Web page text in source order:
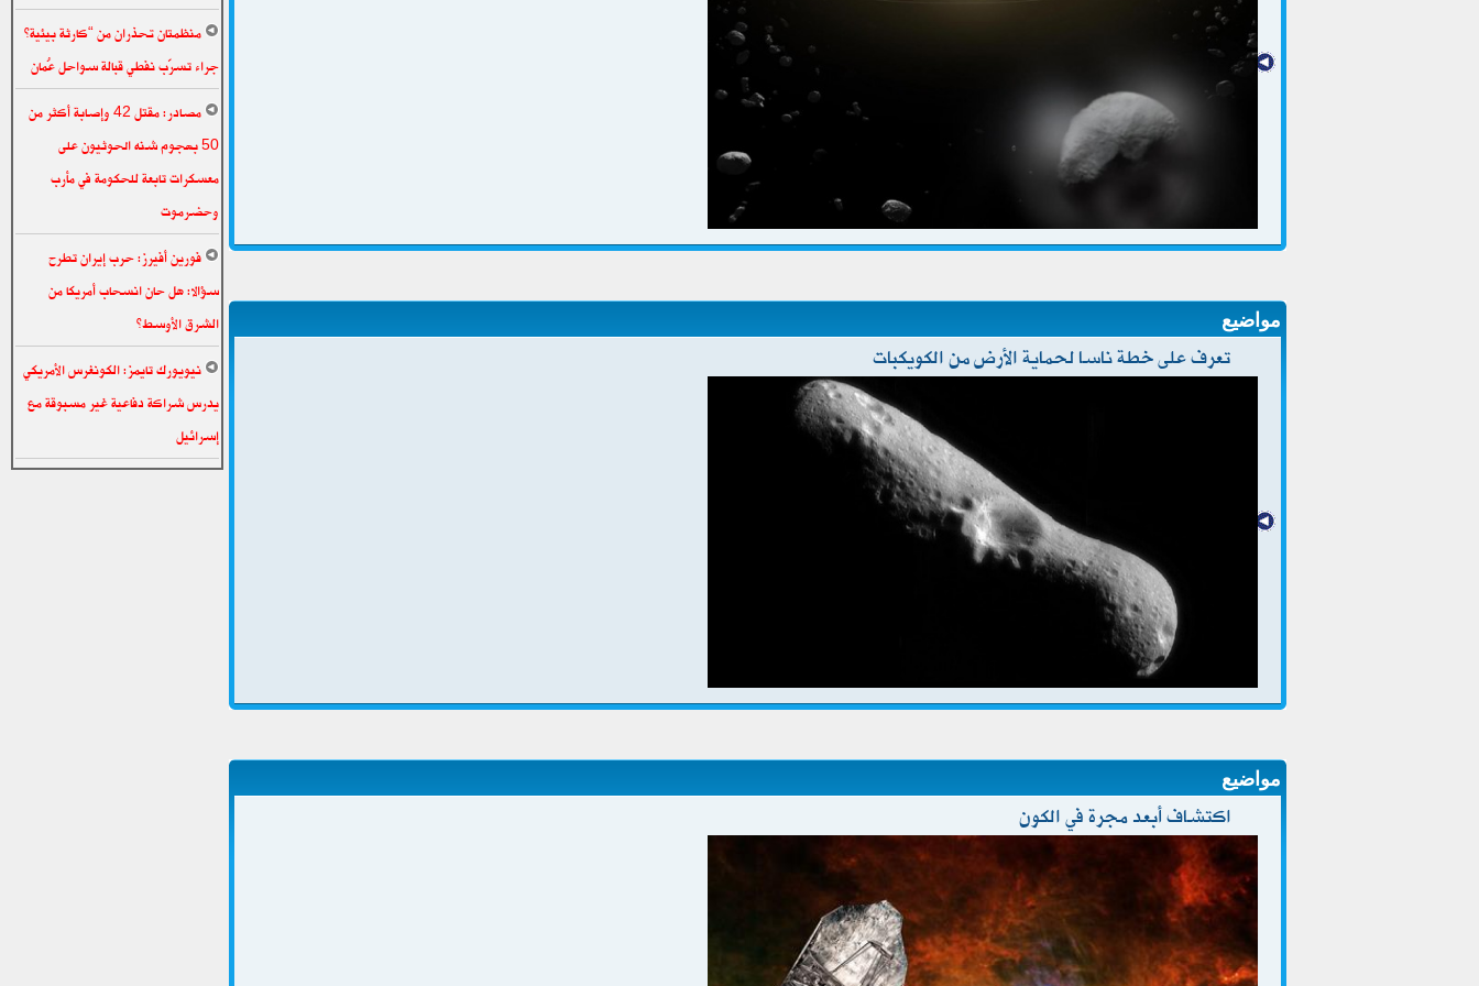
مواضيع
تعرف على خطة ناسا لحماية الأرض من الكويكبات
مواضيع
اكتشاف أبعد مجرة في الكون
منظمتان تحذران من “كارثة بيئية”
جراء تسرّب نفطي قبالة سواحل عُمان
مصادر: مقتل 42 وإصابة أكثر من
50 بهجوم شنه الحوثيون على
معسكرات تابعة للحكومة في مأرب
وحضرموت
فورين أفيرز: حرب إيران تطرح
سؤالا: هل حان انسحاب أمريكا من
الشرق الأوسط؟
نيويورك تايمز: الكونغرس الأمريكي
يدرس شراكة دفاعية غير مسبوقة مع
إسرائيل